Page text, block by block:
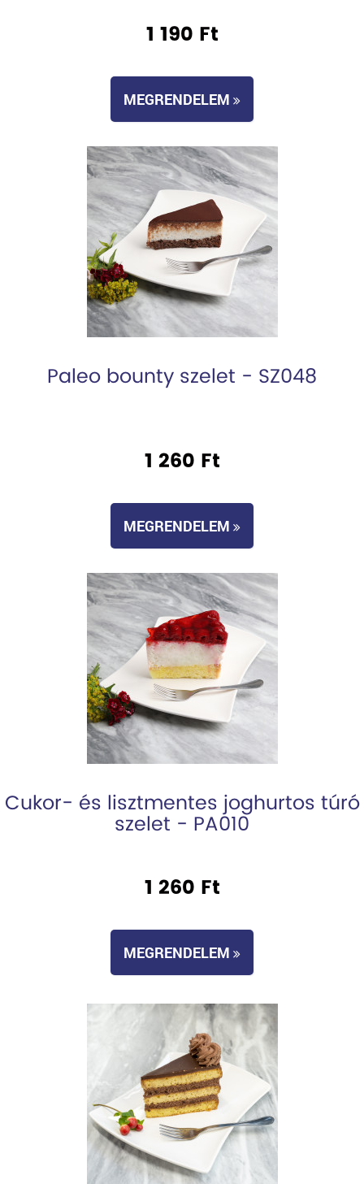
1 190 Ft
MEGRENDELEM
Paleo bounty szelet - SZ048
1 260 Ft
MEGRENDELEM
Cukor- és lisztmentes joghurtos túró
szelet - PA010
1 260 Ft
MEGRENDELEM